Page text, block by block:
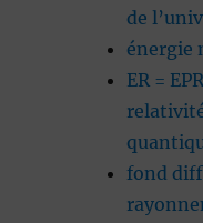
de
énergie
ER =
fond